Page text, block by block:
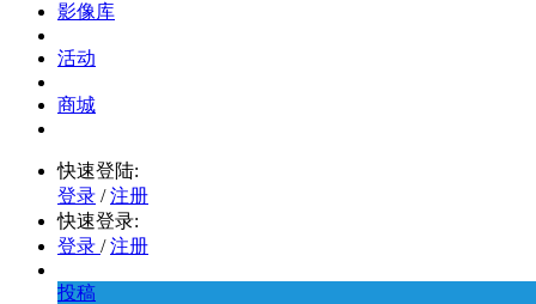
影像库
活动
商城
快速登陆:
登录 / 注册
快速登录:
登录 / 注册
投稿